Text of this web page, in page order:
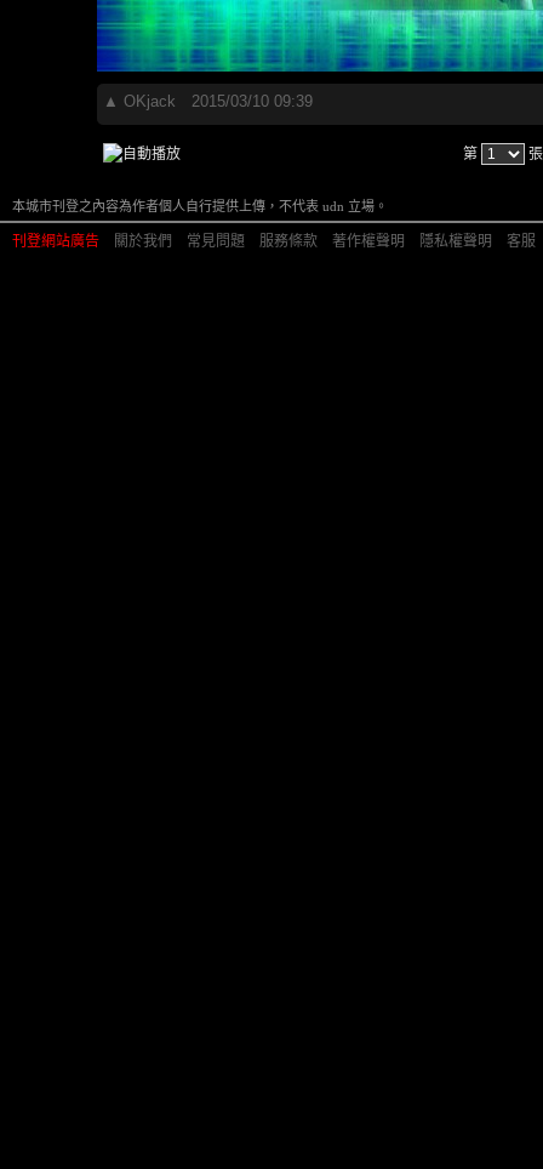
▲ OKjack 2015/03/10 09:39
第
本城市刊登之內容為作者個人自行提供上傳，不代表 udn 立場。
刊登網站廣告 關於我們 常見問題 服務條款 著作權聲明 隱私權聲明 客服